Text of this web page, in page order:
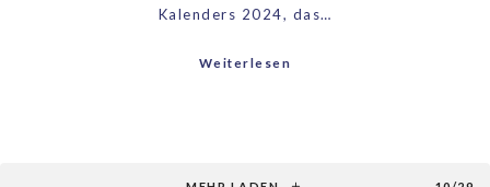
Kalenders 2024, das…
Weiterlesen